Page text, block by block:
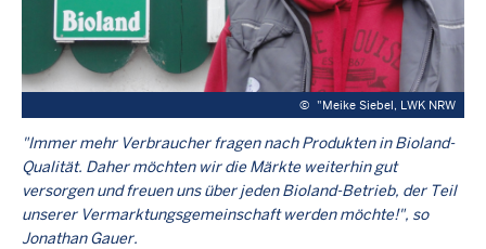
© "Meike Siebel, LWK NRW
"Immer mehr Verbraucher fragen nach Produkten in Bioland-
Qualität. Daher möchten wir die Märkte weiterhin gut
versorgen und freuen uns über jeden Bioland-Betrieb, der Teil
unserer Vermarktungsgemeinschaft werden möchte!", so
Jonathan Gauer.